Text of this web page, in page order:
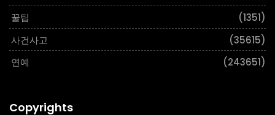
꿀팁
(1351)
사건사고
(35615)
연예
(243651)
Copyrights